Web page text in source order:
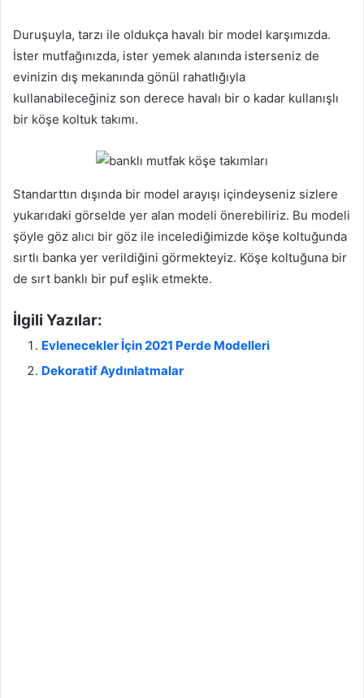
Duruşuyla, tarzı ile oldukça havalı bir model karşımızda.
İster mutfağınızda, ister yemek alanında isterseniz de
evinizin dış mekanında gönül rahatlığıyla
kullanabileceğiniz son derece havalı bir o kadar kullanışlı
bir köşe koltuk takımı.
Standarttın dışında bir model arayışı içindeyseniz sizlere
yukarıdaki görselde yer alan modeli önerebiliriz. Bu modeli
şöyle göz alıcı bir göz ile incelediğimizde köşe koltuğunda
sırtlı banka yer verildiğini görmekteyiz. Köşe koltuğuna bir
de sırt banklı bir puf eşlik etmekte.
İlgili Yazılar:
Evlenecekler İçin 2021 Perde Modelleri
Dekoratif Aydınlatmalar